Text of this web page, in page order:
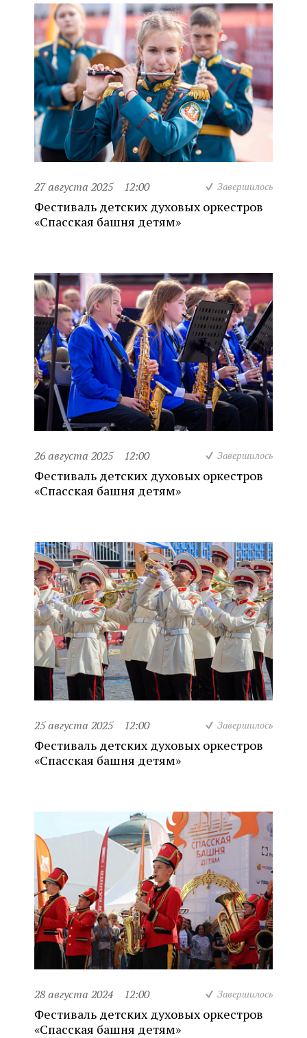
27 августа 2025 12:00 Завершилось
Фестиваль детских духовых оркестров
«Спасская башня детям»
26 августа 2025 12:00 Завершилось
Фестиваль детских духовых оркестров
«Спасская башня детям»
25 августа 2025 12:00 Завершилось
Фестиваль детских духовых оркестров
«Спасская башня детям»
28 августа 2024 12:00 Завершилось
Фестиваль детских духовых оркестров
«Спасская башня детям»